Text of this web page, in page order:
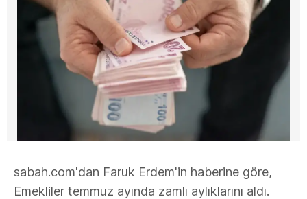
sabah.com'dan Faruk Erdem'in haberine göre,
Emekliler temmuz ayında zamlı aylıklarını aldı.